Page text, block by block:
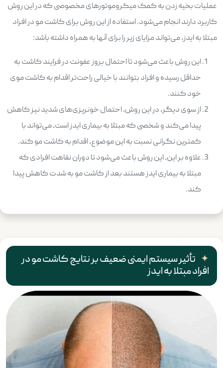
عملیات بخیه زدن به کمک میکروموتورهای مخصوصی که در این روش
کاربرد دارند انجام می‌شود. استفاده از این روش برای کاشت مو در افراد
مبتلا به ایدز، می‌تواند مزایای زیر را برای آنها به همراه داشته باشد:
این روش باعث می‌شود تا احتمال بروز عفونت در فرایند کاشت به
حداقل رسیده و افراد بتوانند با خیالی راحت‌تر اقدام به کاشت موی
خود کنند.
از سوی دیگر، در این روش، احتمال خونریزی‌های شدید نیز کاهش
پیدا می‌کند و شخصی که مبتلا به بیماری ایدز است، می‌تواند با
کمترین نگرانی نسبت به این موضوع، اقدام به کاشت مو کند.
علاوه بر این، این روش باعث می‌شود تا دوران نقاهت افرادی که
مبتلا به بیماری ایدز هستند بعد از کاشت مو به شدت کاهش پیدا
کند.
تأثیر سیستم ایمنی ضعیف بر نتایج کاشت مو در
افراد مبتلا به ایدز